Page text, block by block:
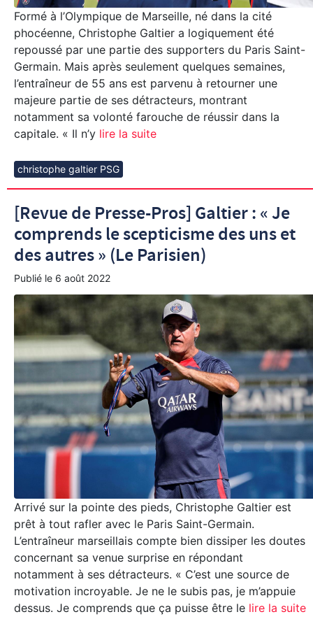
Formé à l’Olympique de Marseille, né dans la cité
phocéenne, Christophe Galtier a logiquement été
repoussé par une partie des supporters du Paris Saint-
Germain. Mais après seulement quelques semaines,
l’entraîneur de 55 ans est parvenu à retourner une
majeure partie de ses détracteurs, montrant
notamment sa volonté farouche de réussir dans la
capitale. « Il n’y lire la suite
christophe galtier PSG
[Revue de Presse-Pros] Galtier : « Je
comprends le scepticisme des uns et
des autres » (Le Parisien)
Publié le 6 août 2022
Arrivé sur la pointe des pieds, Christophe Galtier est
prêt à tout rafler avec le Paris Saint-Germain.
L’entraîneur marseillais compte bien dissiper les doutes
concernant sa venue surprise en répondant
notamment à ses détracteurs. « C’est une source de
motivation incroyable. Je ne le subis pas, je m’appuie
dessus. Je comprends que ça puisse être le lire la suite